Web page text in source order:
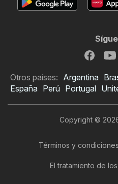
Otros países: Argentina
España Perú Portugal
Copyright ©
Términos y
El tratamiento de